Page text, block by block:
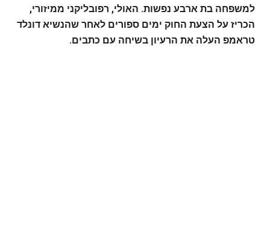
למשפחה בת ארבע נפשות. האולי, רפובליקני ממיזורי,
הכריז על הצעת החוק ימים ספורים לאחר שהנשיא דונלד
טראמפ העלה את הרעיון בשיחה עם כתבים.